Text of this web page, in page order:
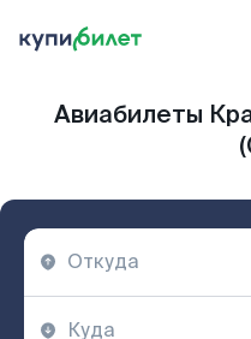
Авиабилеты